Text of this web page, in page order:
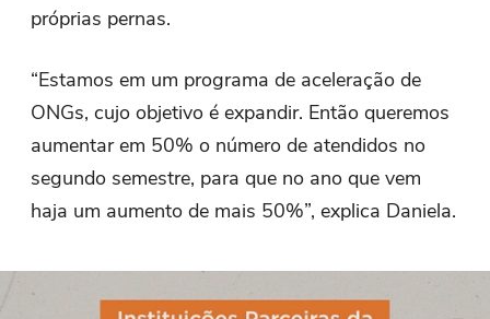
próprias pernas.
“Estamos em um programa de aceleração de
ONGs, cujo objetivo é expandir. Então queremos
aumentar em 50% o número de atendidos no
segundo semestre, para que no ano que vem
haja um aumento de mais 50%”, explica Daniela.